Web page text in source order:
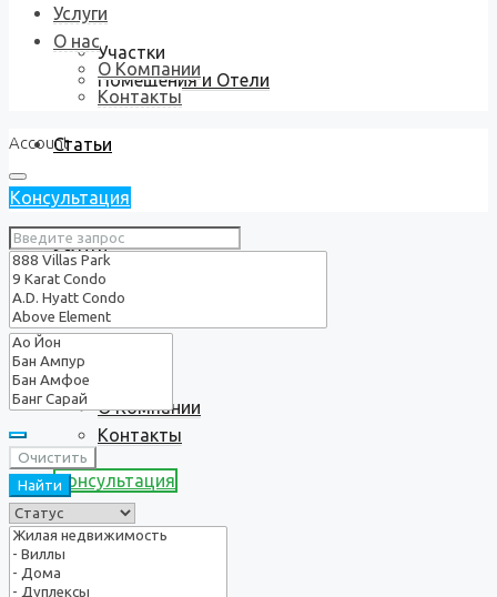
Участки
Помещения и Отели
Статьи
Услуги
О нас
О Компании
Контакты
Консультация
Услуги
О нас
О Компании
Контакты
Account
Консультация
Очистить
Найти